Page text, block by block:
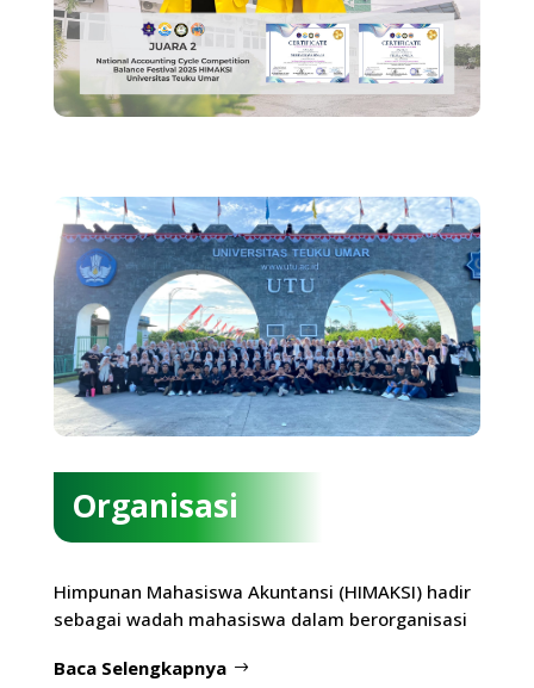
Organisasi
Himpunan Mahasiswa Akuntansi (HIMAKSI) hadir
sebagai wadah mahasiswa dalam berorganisasi
Baca Selengkapnya